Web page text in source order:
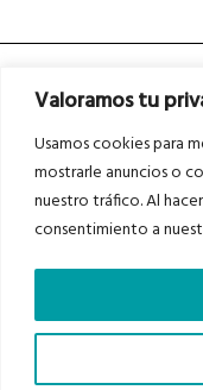
Valoramos tu
Usamos cookies para
mostrarle anuncios o
nuestro tráfico. Al
consentimiento a
Asociados a